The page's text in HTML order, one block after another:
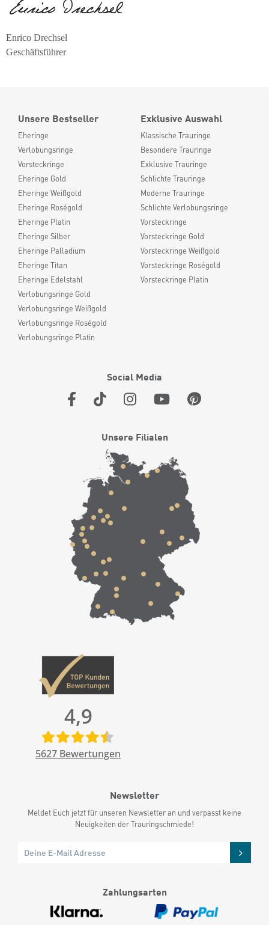
Enrico Drechsel
Geschäftsführer
Unsere Bestseller
Eheringe
Verlobungsringe
Vorsteckringe
Eheringe Gold
Eheringe Weißgold
Eheringe Roségold
Eheringe Platin
Eheringe Silber
Eheringe Palladium
Eheringe Titan
Eheringe Edelstahl
Verlobungsringe Gold
Verlobungsringe Weißgold
Verlobungsringe Roségold
Verlobungsringe Platin
Exklusive Auswahl
Klassische Trauringe
Besondere Trauringe
Exklusive Trauringe
Schlichte Trauringe
Moderne Trauringe
Schlichte Verlobungsringe
Vorsteckringe
Vorsteckringe Gold
Vorsteckringe Weißgold
Vorsteckringe Roségold
Vorsteckringe Platin
Social Media
Unsere Filialen
4,9
5627 Bewertungen
Newsletter
Meldet Euch jetzt für unseren Newsletter an und verpasst keine
Neuigkeiten der Trauringschmiede!
Zahlungsarten